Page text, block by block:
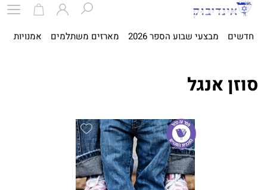
חדשים מבצעי שבוע הספר 2026 מארזים משתלמים אמנויות
סוזן אנגל